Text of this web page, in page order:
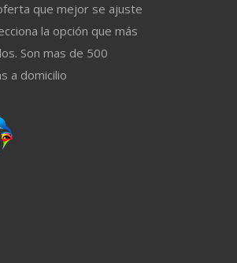
que mejor se ajuste
la opción que más
Son mas de 500
a domicilio